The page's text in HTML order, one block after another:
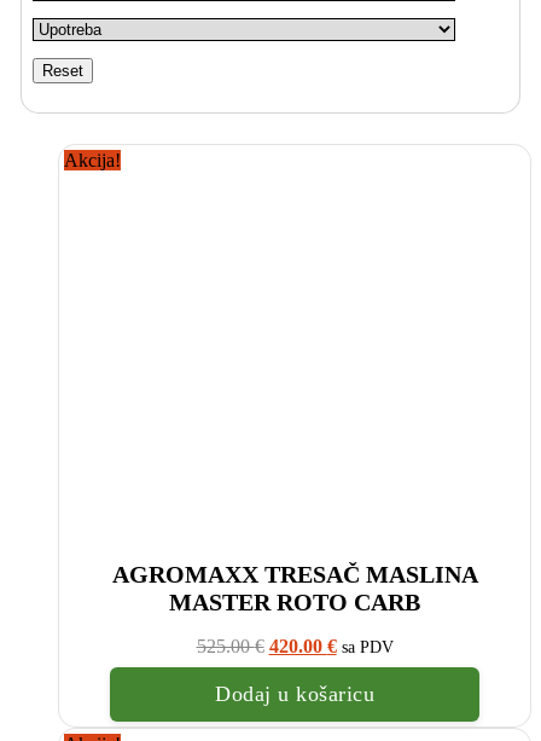
Reset
Akcija!
AGROMAXX TRESAČ MASLINA
MASTER ROTO CARB
525.00€ Izvorna
cijena
bila
je:
525.00
420.00 €Trenutna
cijena
je:
€.
sa PDV
Dodaj u košaricu